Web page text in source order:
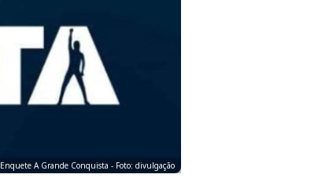
Enquete A Grande Conquista - Foto: divulgação